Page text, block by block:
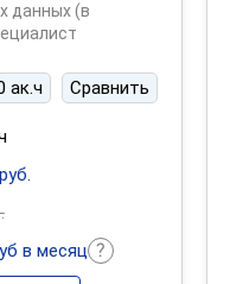
данных (в
ак.ч Сравнить
в месяц